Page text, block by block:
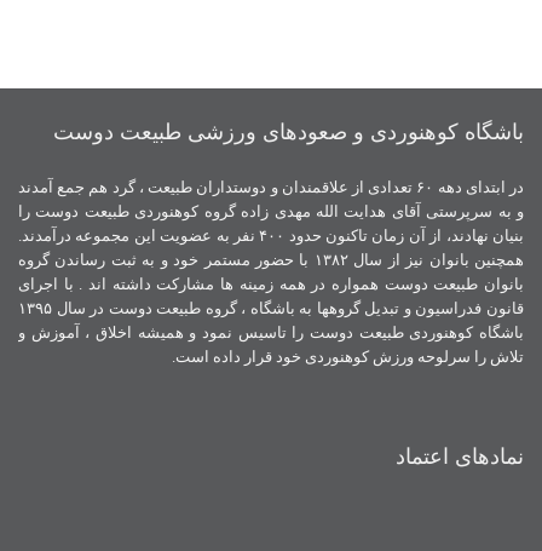
باشگاه کوهنوردی و صعودهای ورزشی طبیعت دوست
در ابتدای دهه ۶۰ تعدادی از علاقمندان و دوستداران طبیعت ، گرد هم جمع آمدند
و به سرپرستی آقای هدایت الله مهدی زاده گروه کوهنوردی طبیعت دوست را
بنیان نهادند، از آن زمان تاکنون حدود ۴۰۰ نفر به عضویت این مجموعه درآمدند.
همچنین بانوان نیز از سال ۱۳۸۲ با حضور مستمر خود و به ثبت رساندن گروه
بانوان طبیعت دوست همواره در همه زمینه ها مشارکت داشته اند . با اجرای
قانون فدراسیون و تبدیل گروهها به باشگاه ، گروه طبیعت دوست در سال ۱۳۹۵
باشگاه کوهنوردی طبیعت دوست را تاسیس نمود و همیشه اخلاق ، آموزش و
تلاش را سرلوحه ورزش کوهنوردی خود قرار داده است.
نمادهای اعتماد